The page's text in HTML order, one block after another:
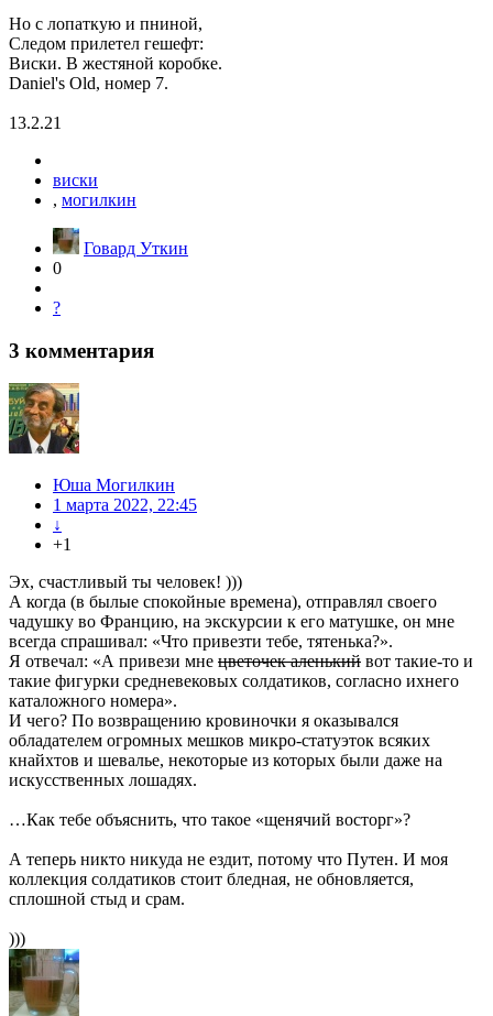
Но с лопаткую и пниной,
Следом прилетел гешефт:
Виски. В жестяной коробке.
Daniel's Old, номер 7.
13.2.21
виски
, могилкин
Говард Уткин
0
?
3 комментария
Юша Могилкин
1 марта 2022, 22:45
↓
+1
Эх, счастливый ты человек! )))
А когда (в былые спокойные времена), отправлял своего
чадушку во Францию, на экскурсии к его матушке, он мне
всегда спрашивал: «Что привезти тебе, тятенька?».
Я отвечал: «А привези мне цветочек аленький вот такие-то и
такие фигурки средневековых солдатиков, согласно ихнего
каталожного номера».
И чего? По возвращению кровиночки я оказывался
обладателем огромных мешков микро-статуэток всяких
кнайхтов и шевалье, некоторые из которых были даже на
искусственных лошадях.
…Как тебе объяснить, что такое «щенячий восторг»?
А теперь никто никуда не ездит, потому что Путен. И моя
коллекция солдатиков стоит бледная, не обновляется,
сплошной стыд и срам.
)))